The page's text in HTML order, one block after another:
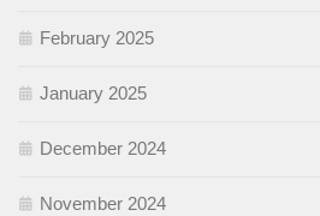
February 2025
January 2025
December 2024
November 2024